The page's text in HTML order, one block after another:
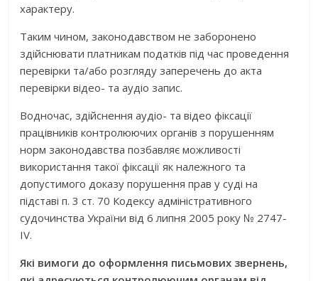
характеру.
Таким чином, законодавством не заборонено
здійснювати платникам податків під час проведення
перевірки та/або розгляду заперечень до акта
перевірки відео- та аудіо запис.
Водночас, здійснення аудіо- та відео фіксації
працівників контролюючих органів з порушенням
норм законодавства позбавляє можливості
використання такої фіксації як належного та
допустимого доказу порушення прав у суді на
підставі п. 3 ст. 70 Кодексу адміністративного
судочинства України від 6 липня 2005 року № 2747-
IV.
Які вимоги до оформлення письмових звернень,